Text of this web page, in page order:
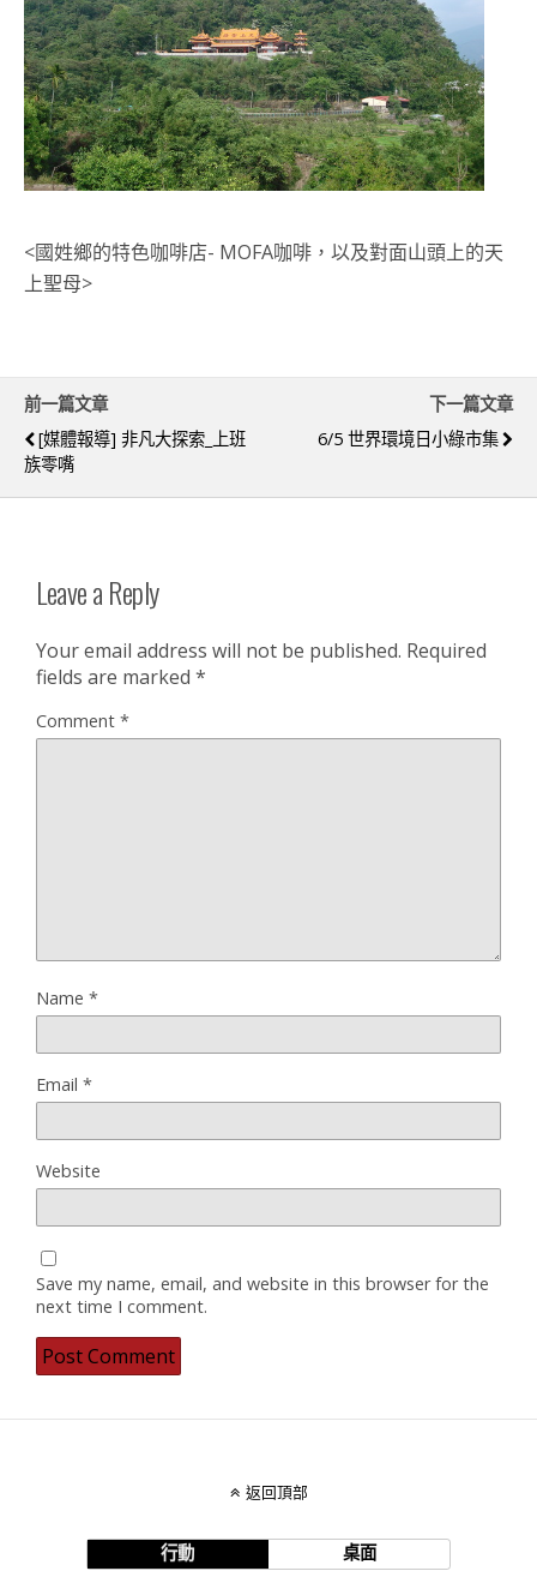
<國姓鄉的特色咖啡店- MOFA咖啡，以及對面山頭上的天
上聖母>
前一篇文章
[媒體報導] 非凡大探索_上班
族零嘴
下一篇文章
6/5 世界環境日小綠市集
Leave a Reply
Your email address will not be published. Required
fields are marked *
Comment *
Name *
Email *
Website
Save my name, email, and website in this browser for the
next time I comment.
返回頂部
行動 桌面